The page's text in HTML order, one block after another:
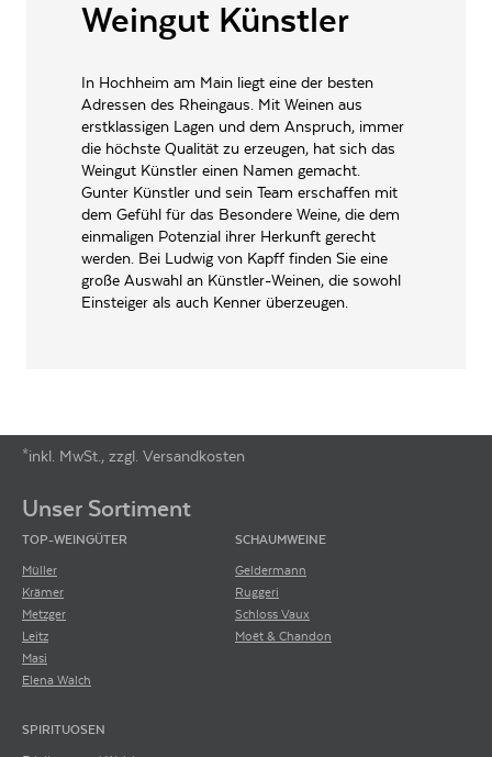
INHALT (LITER)
PRODUZENT / ABFÜLLER / HERSTELLER
1a 65239 Hochheim am
Main Deutschland
4018759200226
ARTIKELNUMMER 106370
Weingut Künstler
In Hochheim am Main liegt eine der besten
Adressen des Rheingaus. Mit Weinen aus
erstklassigen Lagen und dem Anspruch, immer
die höchste Qualität zu erzeugen, hat sich das
Weingut Künstler einen Namen gemacht.
Gunter Künstler und sein Team erschaffen mit
dem Gefühl für das Besondere Weine, die dem
einmaligen Potenzial ihrer Herkunft gerecht
werden. Bei Ludwig von Kapff finden Sie eine
große Auswahl an Künstler-Weinen, die sowohl
Einsteiger als auch Kenner überzeugen.
*inkl. MwSt., zzgl. Versandkosten
Unser Sortiment
TOP-WEINGÜTER
Müller
Krämer
Metzger
Leitz
Masi
Elena Walch
SCHAUMWEINE
Geldermann
Ruggeri
Schloss Vaux
Moët & Chandon
SPIRITUOSEN